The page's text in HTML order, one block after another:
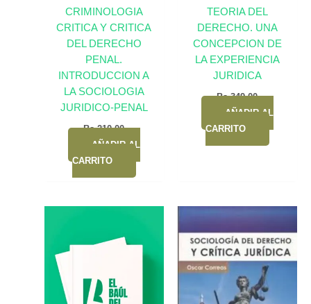
CRIMINOLOGIA
CRITICA Y CRITICA
DEL DERECHO
PENAL.
INTRODUCCION A
LA SOCIOLOGIA
JURIDICO-PENAL
Bs.210,00
AÑADIR AL
CARRITO
TEORIA DEL
DERECHO. UNA
CONCEPCION DE
LA EXPERIENCIA
JURIDICA
Bs.349,00
AÑADIR AL
CARRITO